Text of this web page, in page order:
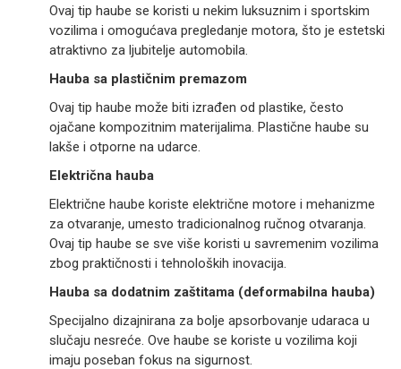
Ovaj tip haube se koristi u nekim luksuznim i sportskim
vozilima i omogućava pregledanje motora, što je estetski
atraktivno za ljubitelje automobila.
Hauba sa plastičnim premazom
Ovaj tip haube može biti izrađen od plastike, često
ojačane kompozitnim materijalima. Plastične haube su
lakše i otporne na udarce.
Električna hauba
Električne haube koriste električne motore i mehanizme
za otvaranje, umesto tradicionalnog ručnog otvaranja.
Ovaj tip haube se sve više koristi u savremenim vozilima
zbog praktičnosti i tehnoloških inovacija.
Hauba sa dodatnim zaštitama (deformabilna hauba)
Specijalno dizajnirana za bolje apsorbovanje udaraca u
slučaju nesreće. Ove haube se koriste u vozilima koji
imaju poseban fokus na sigurnost.